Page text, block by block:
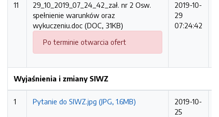
11
29_10_2019_07_24_42_zał. nr 2 Osw.
spełnienie warunków oraz
wykuczeniu.doc (DOC, 31KB)
Po terminie otwarcia ofert
2019-10-
29
07:24:42
Wyjaśnienia i zmiany SIWZ
1 Pytanie do SIWZ.jpg (JPG, 1.6MB)
2019-10-
25